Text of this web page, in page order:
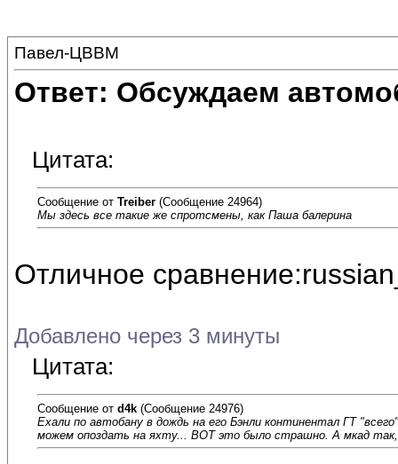
Павел-ЦВВМ
Ответ: Обсуждаем
Цитата:
Сообщение от Treiber (Сообщение 24964)
Мы здесь все такие же спротсмены, как Паша балерина
Отличное
Добавлено через 3 минуты
Цитата:
Сообщение от d4k (Сообщение 24976)
Ехали по автобану в дождь на его Бэнли континентал ГТ
можем опоздать на яхту... ВОТ это было страшно. А мкад